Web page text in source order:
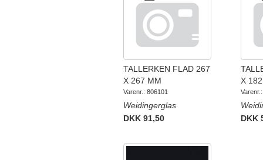
TALLERKEN FLAD 267
X 267 MM
Varenr.: 806101
Weidingerglas
DKK 91,50
X
DKK